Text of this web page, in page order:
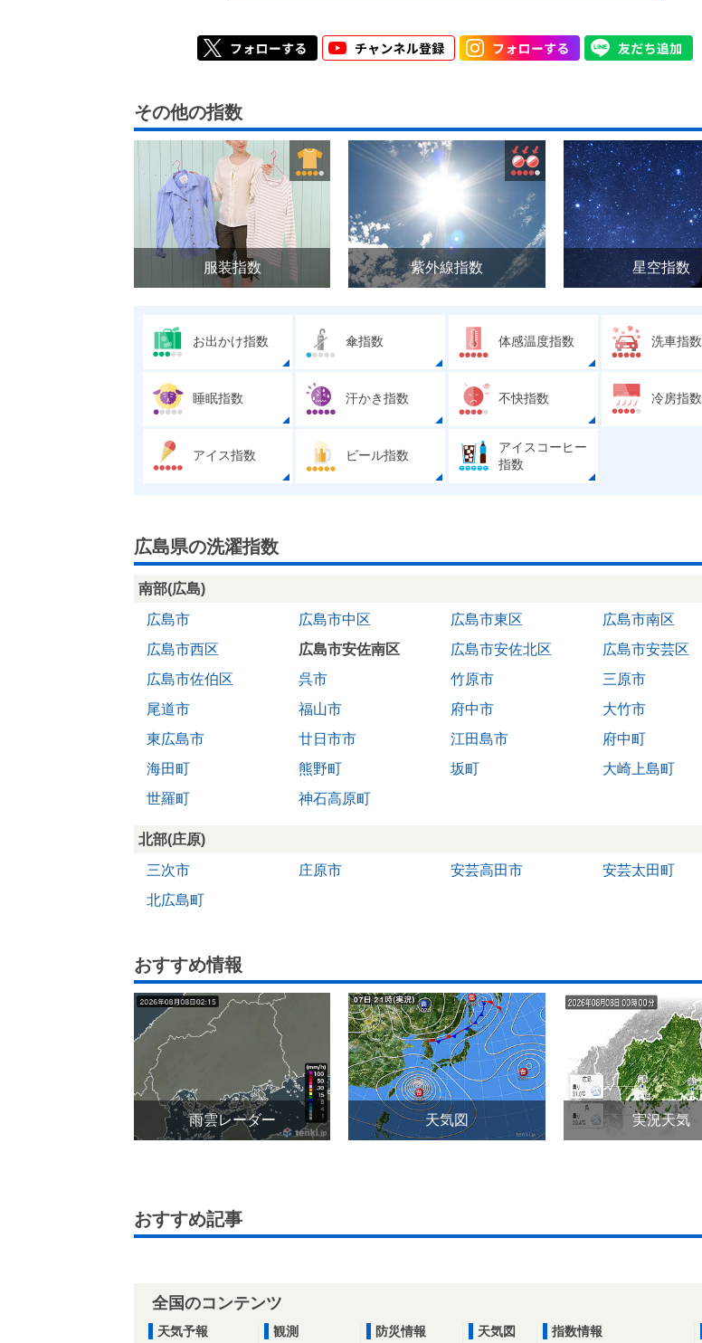
その他の指数
服装指数 紫外線指数 星空指数
お出かけ指数 傘指数 体感温度指数 洗車指数
睡眠指数 汗かき指数 不快指数 冷房指数
アイス指数 ビール指数
アイスコーヒー
指数
広島県の洗濯指数
南部(広島)
広島市
広島市中区 広島市東区
広島市南区
広島市西区
広島市安佐南区 広島市安佐北区
広島市安芸区
広島市佐伯区
呉市 竹原市
三原市
尾道市
福山市 府中市
大竹市
東広島市
廿日市市 江田島市
府中町
海田町
熊野町 坂町
大崎上島町
世羅町
神石高原町
北部(庄原)
三次市
庄原市 安芸高田市
安芸太田町
北広島町
おすすめ情報
雨雲レーダー 天気図 実況天気
おすすめ記事
全国のコンテンツ
天気予報
観測
防災情報
天気図
指数情報